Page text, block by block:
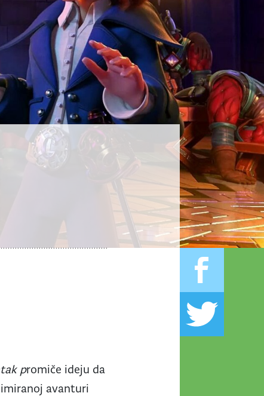
promiče ideju da
avanturi